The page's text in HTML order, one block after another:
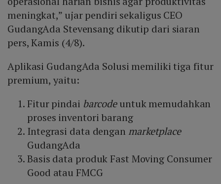
meningkat,” ujar pendiri sekaligus CEO
GudangAda Stevensang dikutip dari siaran
pers, Kamis (4/8).
Aplikasi GudangAda Solusi memiliki tiga fitur
premium, yaitu:
Fitur pindai barcodeuntuk memudahkan
proses inventori barang
Integrasi data dengan marketplace
GudangAda
Basis data produk Fast Moving Consumer
Good atau FMCG